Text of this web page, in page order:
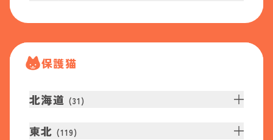
保護猫
北海道 (31 )
東北 (119)